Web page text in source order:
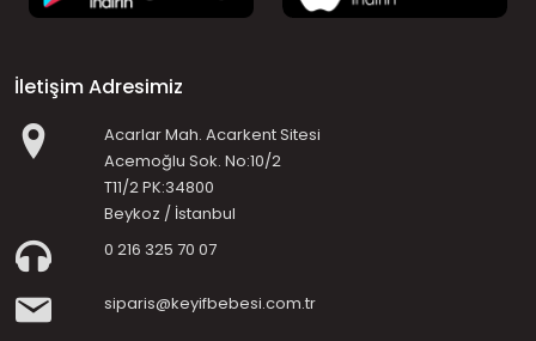
İletişim Adresimiz
Acarlar Mah. Acarkent Sitesi
Acemoğlu Sok. No:10/2
T11/2 PK:34800
Beykoz / İstanbul
0 216 325 70 07
siparis@keyifbebesi.com.tr